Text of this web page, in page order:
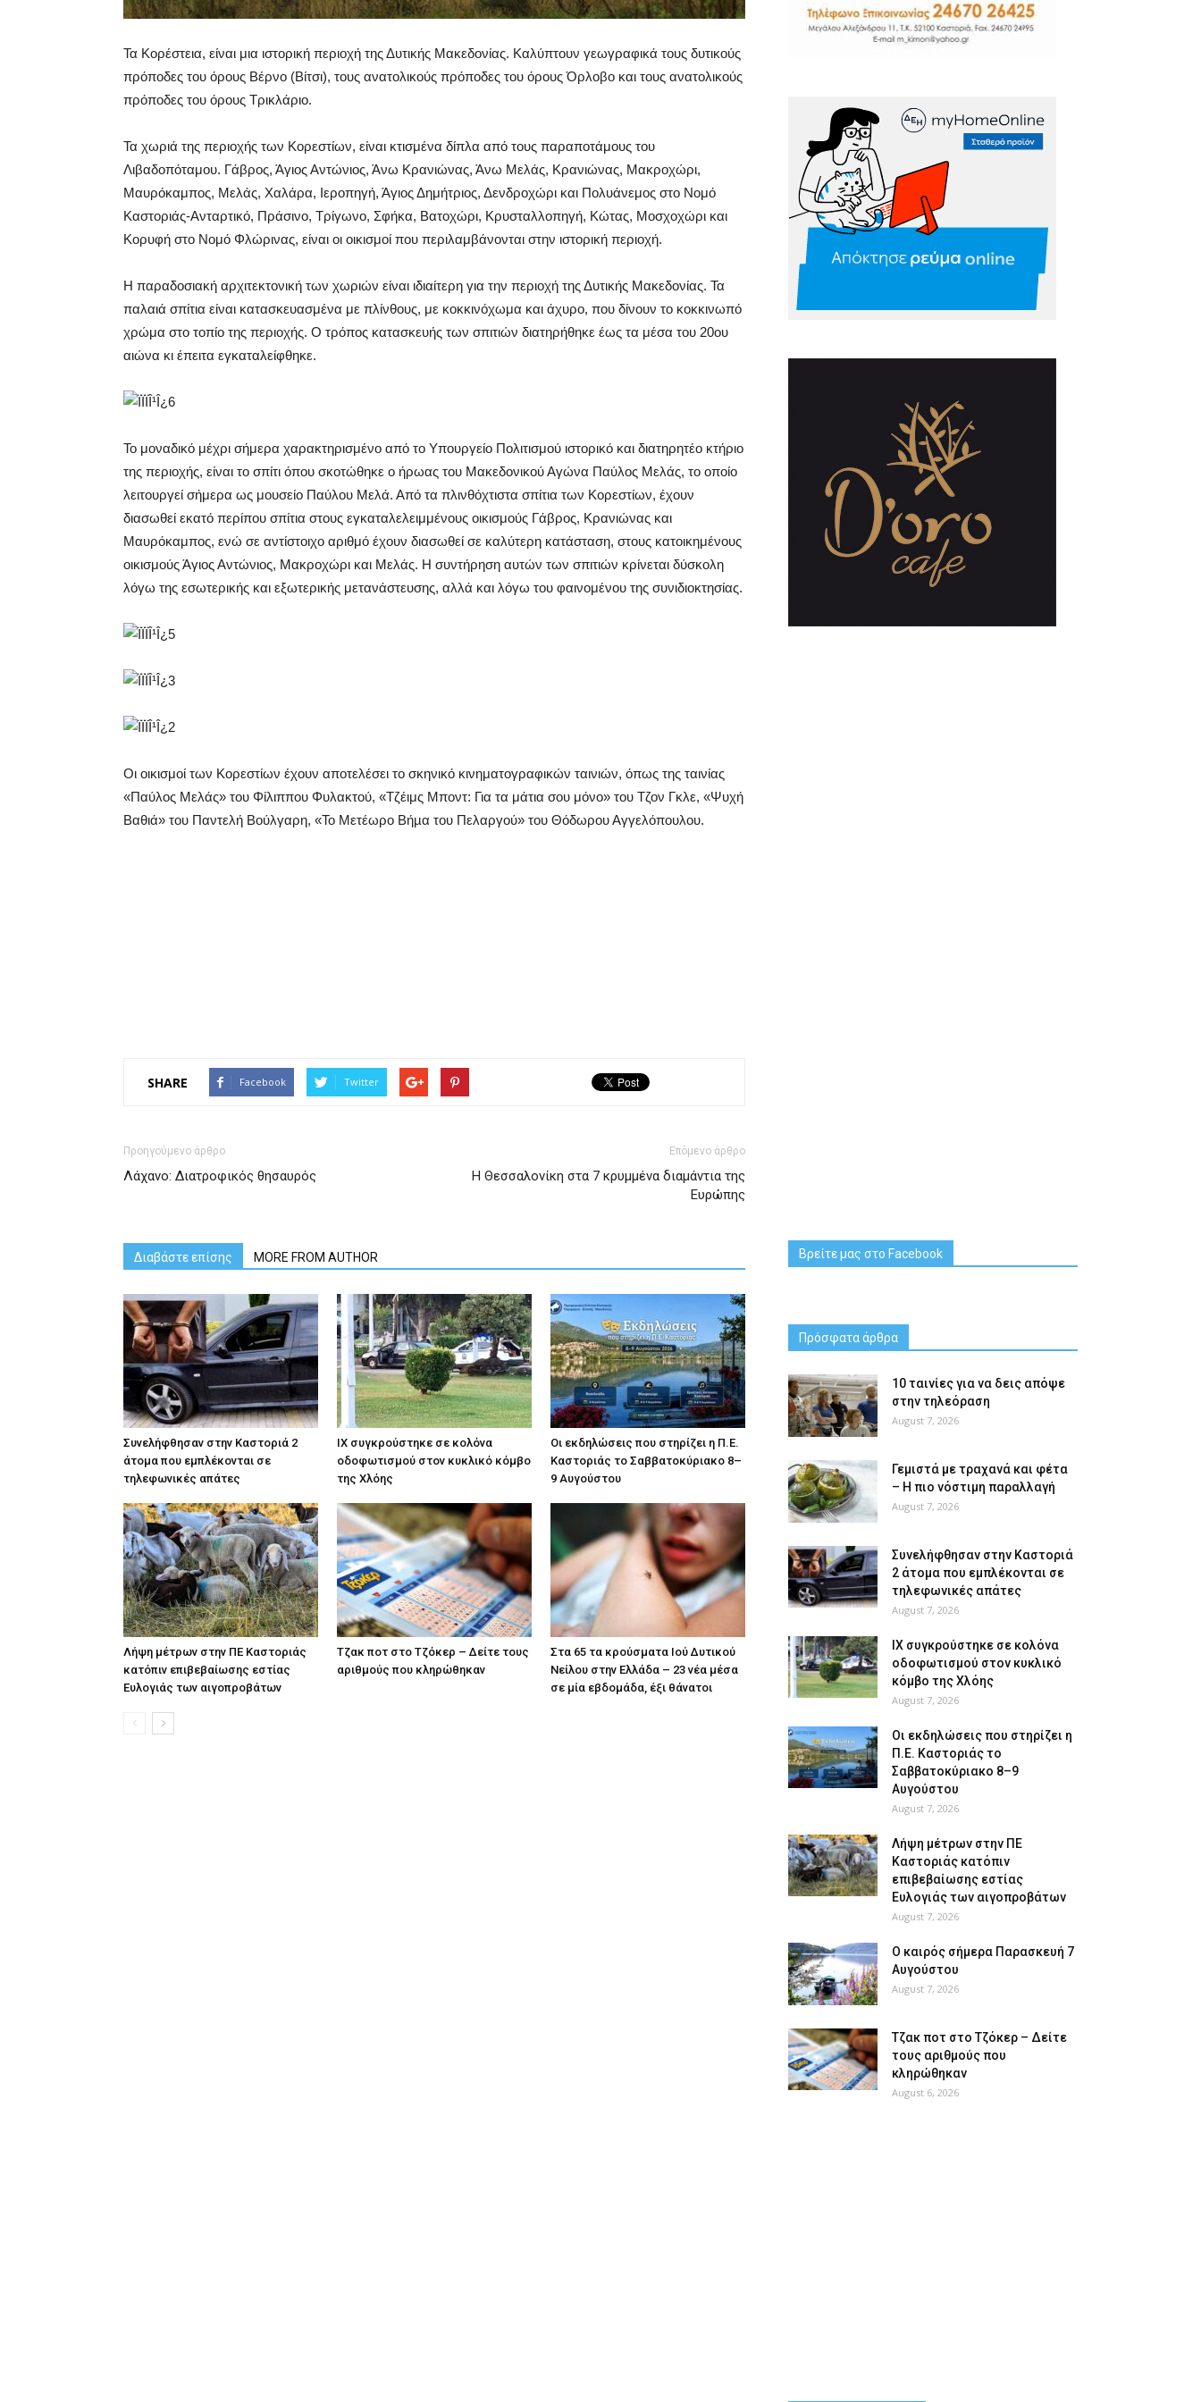
Τα Κορέστεια, είναι μια ιστορική περιοχή της Δυτικής Μακεδονίας. Καλύπτουν γεωγραφικά τους δυτικούς
πρόποδες του όρους Βέρνο (Βίτσι), τους ανατολικούς πρόποδες του όρους Όρλοβο και τους ανατολικούς
πρόποδες του όρους Τρικλάριο.
Τα χωριά της περιοχής των Κορεστίων, είναι κτισμένα δίπλα από τους παραποτάμους του
Λιβαδοπόταμου. Γάβρος, Άγιος Αντώνιος, Άνω Κρανιώνας, Άνω Μελάς, Κρανιώνας, Μακροχώρι,
Μαυρόκαμπος, Μελάς, Χαλάρα, Ιεροπηγή, Άγιος Δημήτριος, Δενδροχώρι και Πολυάνεμος στο Νομό
Καστοριάς-Ανταρτικό, Πράσινο, Τρίγωνο, Σφήκα, Βατοχώρι, Κρυσταλλοπηγή, Κώτας, Μοσχοχώρι και
Κορυφή στο Νομό Φλώρινας, είναι οι οικισμοί που περιλαμβάνονται στην ιστορική περιοχή.
Η παραδοσιακή αρχιτεκτονική των χωριών είναι ιδιαίτερη για την περιοχή της Δυτικής Μακεδονίας. Τα
παλαιά σπίτια είναι κατασκευασμένα με πλίνθους, με κοκκινόχωμα και άχυρο, που δίνουν το κοκκινωπό
χρώμα στο τοπίο της περιοχής. Ο τρόπος κατασκευής των σπιτιών διατηρήθηκε έως τα μέσα του 20ου
αιώνα κι έπειτα εγκαταλείφθηκε.
Το μοναδικό μέχρι σήμερα χαρακτηρισμένο από το Υπουργείο Πολιτισμού ιστορικό και διατηρητέο κτήριο
της περιοχής, είναι το σπίτι όπου σκοτώθηκε ο ήρωας του Μακεδονικού Αγώνα Παύλος Μελάς, το οποίο
λειτουργεί σήμερα ως μουσείο Παύλου Μελά. Από τα πλινθόχτιστα σπίτια των Κορεστίων, έχουν
διασωθεί εκατό περίπου σπίτια στους εγκαταλελειμμένους οικισμούς Γάβρος, Κρανιώνας και
Μαυρόκαμπος, ενώ σε αντίστοιχο αριθμό έχουν διασωθεί σε καλύτερη κατάσταση, στους κατοικημένους
οικισμούς Άγιος Αντώνιος, Μακροχώρι και Μελάς. Η συντήρηση αυτών των σπιτιών κρίνεται δύσκολη
λόγω της εσωτερικής και εξωτερικής μετανάστευσης, αλλά και λόγω του φαινομένου της συνιδιοκτησίας.
Οι οικισμοί των Κορεστίων έχουν αποτελέσει το σκηνικό κινηματογραφικών ταινιών, όπως της ταινίας
«Παύλος Μελάς» του Φίλιππου Φυλακτού, «Τζέιμς Μποντ: Για τα μάτια σου μόνο» του Τζον Γκλε, «Ψυχή
Βαθιά» του Παντελή Βούλγαρη, «Το Μετέωρο Βήµα του Πελαργού» του Θόδωρου Αγγελόπουλου.
SHARE Facebook Twitter
Προηγούμενο άρθρο
Λάχανο: Διατροφικός θησαυρός
Επόμενο άρθρο
Η Θεσσαλονίκη στα 7 κρυμμένα διαμάντια της
Ευρώπης
Διαβάστε επίσης MORE FROM AUTHOR
Συνελήφθησαν στην Καστοριά 2
άτομα που εμπλέκονται σε
τηλεφωνικές απάτες
ΙΧ συγκρούστηκε σε κολόνα
οδοφωτισμού στον κυκλικό κόμβο
της Χλόης
Οι εκδηλώσεις που στηρίζει η Π.Ε.
Καστοριάς το Σαββατοκύριακο 8–
9 Αυγούστου
Λήψη μέτρων στην ΠΕ Καστοριάς
κατόπιν επιβεβαίωσης εστίας
Ευλογιάς των αιγοπροβάτων
Tζακ ποτ στο Τζόκερ – Δείτε τους
αριθμούς που κληρώθηκαν
Στα 65 τα κρούσματα Ιού Δυτικού
Νείλου στην Ελλάδα – 23 νέα μέσα
σε μία εβδομάδα, έξι θάνατοι
Βρείτε μας στο Facebook
Πρόσφατα άρθρα
10 ταινίες για να δεις απόψε
στην τηλεόραση
August 7, 2026
Γεμιστά με τραχανά και φέτα
– Η πιο νόστιμη παραλλαγή
August 7, 2026
Συνελήφθησαν στην Καστοριά
2 άτομα που εμπλέκονται σε
τηλεφωνικές απάτες
August 7, 2026
ΙΧ συγκρούστηκε σε κολόνα
οδοφωτισμού στον κυκλικό
κόμβο της Χλόης
August 7, 2026
Οι εκδηλώσεις που στηρίζει η
Π.Ε. Καστοριάς το
Σαββατοκύριακο 8–9
Αυγούστου
August 7, 2026
Λήψη μέτρων στην ΠΕ
Καστοριάς κατόπιν
επιβεβαίωσης εστίας
Ευλογιάς των αιγοπροβάτων
August 7, 2026
Ο καιρός σήμερα Παρασκευή 7
Αυγούστου
August 7, 2026
Tζακ ποτ στο Τζόκερ – Δείτε
τους αριθμούς που
κληρώθηκαν
August 6, 2026